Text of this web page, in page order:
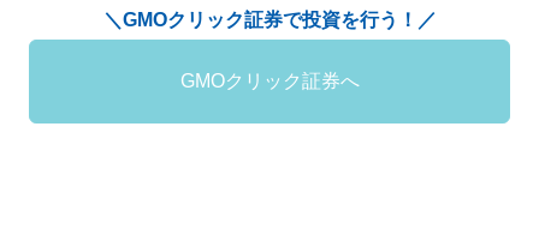
＼GMOクリック証券で投資を行う！／
GMOクリック証券へ